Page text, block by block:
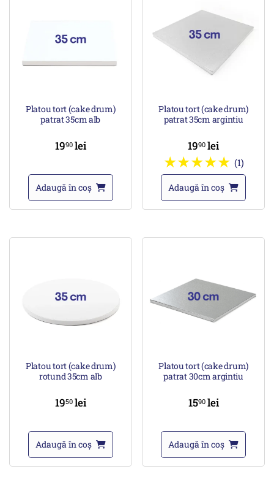
Platou tort (cake drum)
patrat 35cm alb
1990 lei
Adaugă în coș
Platou tort (cake drum)
patrat 35cm argintiu
1990lei
(1)
Adaugă în coș
Platou tort (cake drum)
rotund 35cm alb
1950 lei
Adaugă în coș
Platou tort (cake drum)
patrat 30cm argintiu
1590 lei
Adaugă în coș